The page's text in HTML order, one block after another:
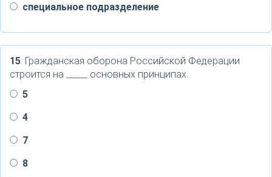
специальное подразделение
15. Гражданская оборона Российской Федерации
строится на _____ основных принципах.
5
4
7
8